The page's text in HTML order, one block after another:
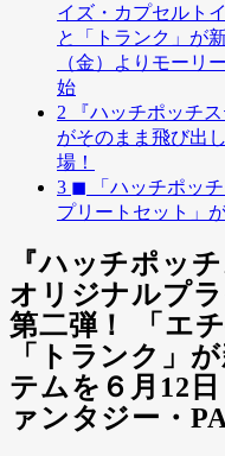
イズ・カプセルト
と「トランク」が
（金）よりモーリ
始
2 『ハッチポッチ
がそのまま飛び出
場！
3 ◼ 「ハッチポッ
プリートセット」
『ハッチポッ
オリジナルプ
第二弾！ 「エ
「トランク」
テムを６月12
ァンタジー・